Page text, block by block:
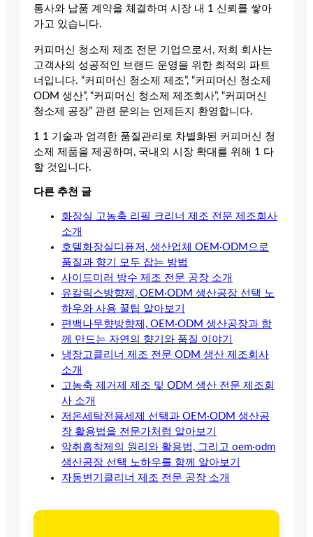
통사와 납품 계약을 체결하며 시장 내 1 신뢰를 쌓아
가고 있습니다.
커피머신 청소제 제조 전문 기업으로서, 저희 회사는
고객사의 성공적인 브랜드 운영을 위한 최적의 파트
너입니다. “커피머신 청소제 제조”, “커피머신 청소제
ODM 생산”, “커피머신 청소제 제조회사”, “커피머신
청소제 공장” 관련 문의는 언제든지 환영합니다.
1 1 기술과 엄격한 품질관리로 차별화된 커피머신 청
소제 제품을 제공하며, 국내외 시장 확대를 위해 1 다
할 것입니다.
다른 추천 글
화장실 고농축 리필 크리너 제조 전문 제조회사
소개
호텔화장실디퓨저, 생산업체 OEM·ODM으로
품질과 향기 모두 잡는 방법
사이드미러 방수 제조 전문 공장 소개
유칼릭스방향제, OEM·ODM 생산공장 선택 노
하우와 사용 꿀팁 알아보기
편백나무향방향제, OEM·ODM 생산공장과 함
께 만드는 자연의 향기와 품질 이야기
냉장고클리너 제조 전문 ODM 생산 제조회사
소개
고농축 제거제 제조 및 ODM 생산 전문 제조회
사 소개
저온세탁전용세제 선택과 OEM·ODM 생산공
장 활용법을 전문가처럼 알아보기
악취흡착제의 원리와 활용법, 그리고 oem·odm
생산공장 선택 노하우를 함께 알아보기
자동변기클리너 제조 전문 공장 소개